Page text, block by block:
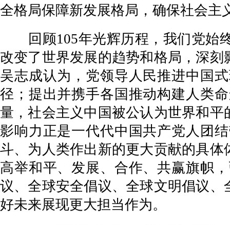
全格局保障新发展格局，确保社会主
回顾105年光辉历程，我们党始终
改变了世界发展的趋势和格局，深
吴志成认为，党领导人民推进中国
径；提出并携手各国推动构建人类
量，社会主义中国被公认为世界和
影响力正是一代代中国共产党人团
斗、为人类作出新的更大贡献的具
高举和平、发展、合作、共赢旗帜
议、全球安全倡议、全球文明倡议
好未来展现更大担当作为。